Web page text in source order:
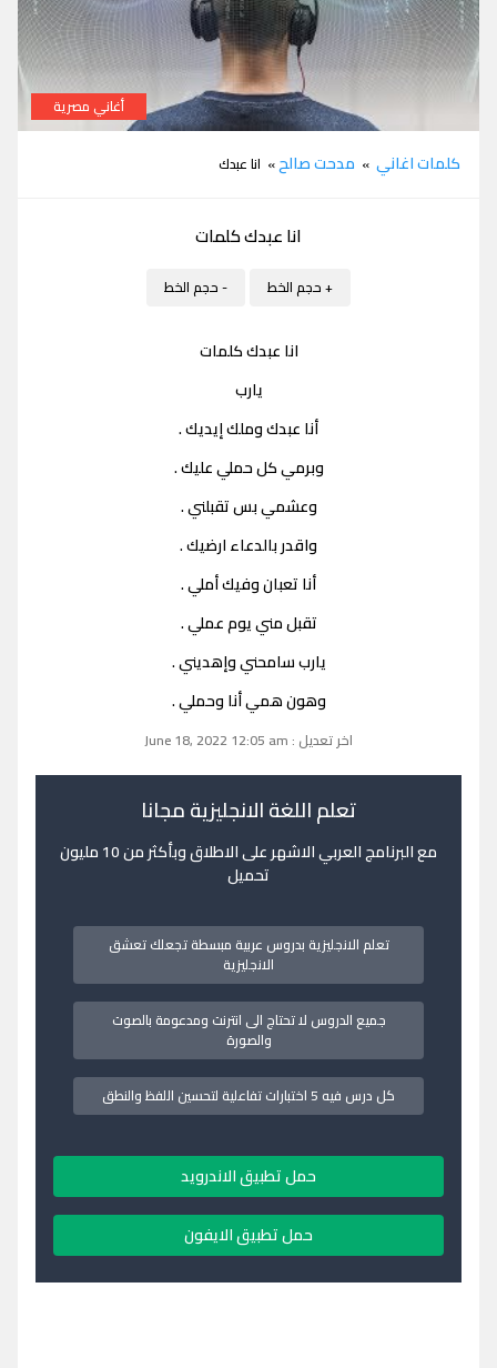
أغاني مصرية
كلمات اغاني » مدحت صالح» انا عبدك
انا عبدك كلمات
+ حجم الخط - حجم الخط
انا عبدك كلمات
يارب
أنا عبدك وملك إيديك .
وبرمي كل حملي عليك .
وعشمي بس تقبلني .
واقدر بالدعاء ارضيك .
أنا تعبان وفيك أملي .
تقبل مني يوم عملي .
يارب سامحني وإهديني .
وهون همي أنا وحملي .
اخر تعديل : June 18, 2022 12:05 am
تعلم اللغة الانجليزية مجانا
مع البرنامج العربي الاشهر على الاطلاق وبأكثر من 10 مليون
تحميل
تعلم الانجليزية بدروس عربية مبسطة تجعلك تعشق
الانجليزية
جميع الدروس لا تحتاج الى انترنت ومدعومة بالصوت
والصورة
كل درس فيه 5 اختبارات تفاعلية لتحسين اللفظ والنطق
حمل تطبيق الاندرويد
حمل تطبيق الايفون